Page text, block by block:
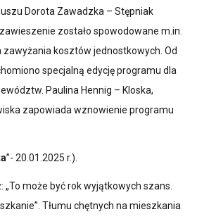
Dorota Zawadzka – Stępniak
zostało spowodowane m.in.
zawyżania kosztów jednostkowych. Od
specjalną edycję programu dla
Paulina Hennig – Kloska,
zapowiada wznowienie programu
”- 20.01.2025 r.).
może być rok wyjątkowych szans.
Tłumu chętnych na mieszkania